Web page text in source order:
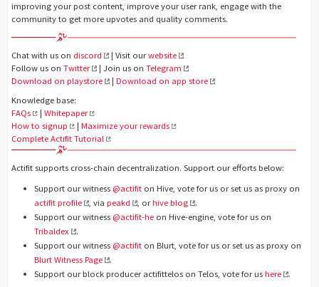
improving your post content, improve your user rank, engage with the
community to get more upvotes and quality comments.
Chat with us on discord | Visit ourwebsite
Follow us on Twitter | Join us onTelegram
Download on playstore
|Download on app store
Knowledge base:
FAQs
|Whitepaper
How to signup
|Maximize your rewards
Complete Actifit Tutorial
Actifit supports cross-chain decentralization. Support our efforts below:
Support our witness @actifit on Hive, vote for us or set us as proxy on
actifit profile
, viapeakd , orhive blog
.
Support our witness @actifit-he on Hive-engine, vote for us on
Tribaldex
.
Support our witness @actifit on Blurt, vote for us or set us as proxy on
Blurt Witness Page
.
Support our block producer actifittelos on Telos, vote for us here .